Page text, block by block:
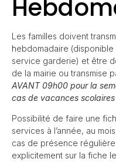
Les familles doivent
hebdomadaire
service garderie) et être
de la mairie ou transmise
AVANT 09h00 pour la
cas de vacances
Possibilité de faire une
services à l’année, au
cas de présence
explicitement sur la fiche